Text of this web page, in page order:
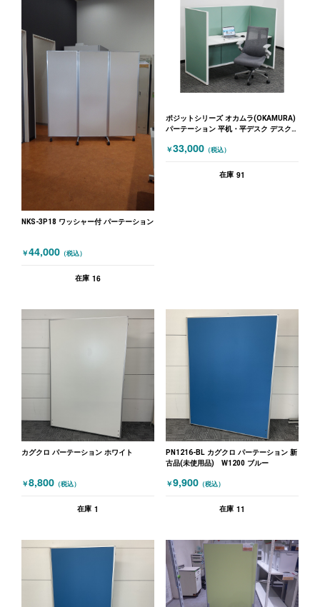
NKS-3P18 ワッシャー付 パーテーション
￥44,000 （税込）
在庫 16
ポジットシリーズ オカムラ(OKAMURA)
パーテーション 平机・平デスク デスク
1600 高さ1300 ポジットシリーズ グリ
￥33,000 （税込）
在庫 91
カグクロ パーテーション ホワイト
￥8,800 （税込）
在庫 1
PN1216-BL カグクロ パーテーション 新
古品(未使用品) W1200 ブルー
￥9,900 （税込）
在庫 11